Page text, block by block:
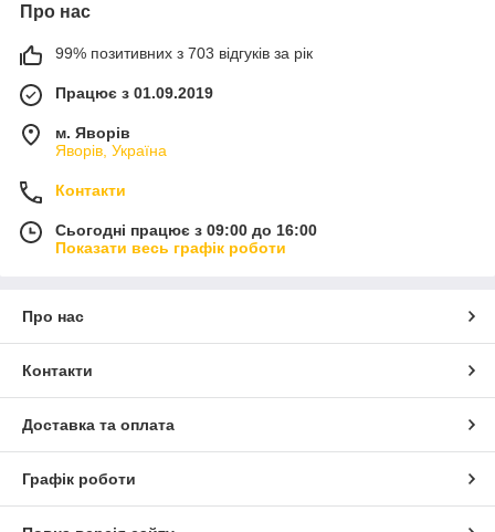
Про нас
99% позитивних з 703 відгуків за рік
Працює з 01.09.2019
м. Яворів
Яворів, Україна
Контакти
Сьогодні працює з 09:00 до 16:00
Показати весь графік роботи
Про нас
Контакти
Доставка та оплата
Графік роботи